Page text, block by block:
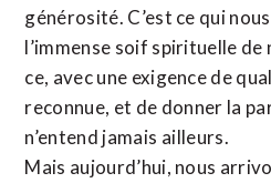
générosité. C’est ce qui
l’immense soif spirituelle
ce, avec une exigence de
reconnue, et de donner la
n’entend jamais ailleurs.
Mais aujourd’hui, nous